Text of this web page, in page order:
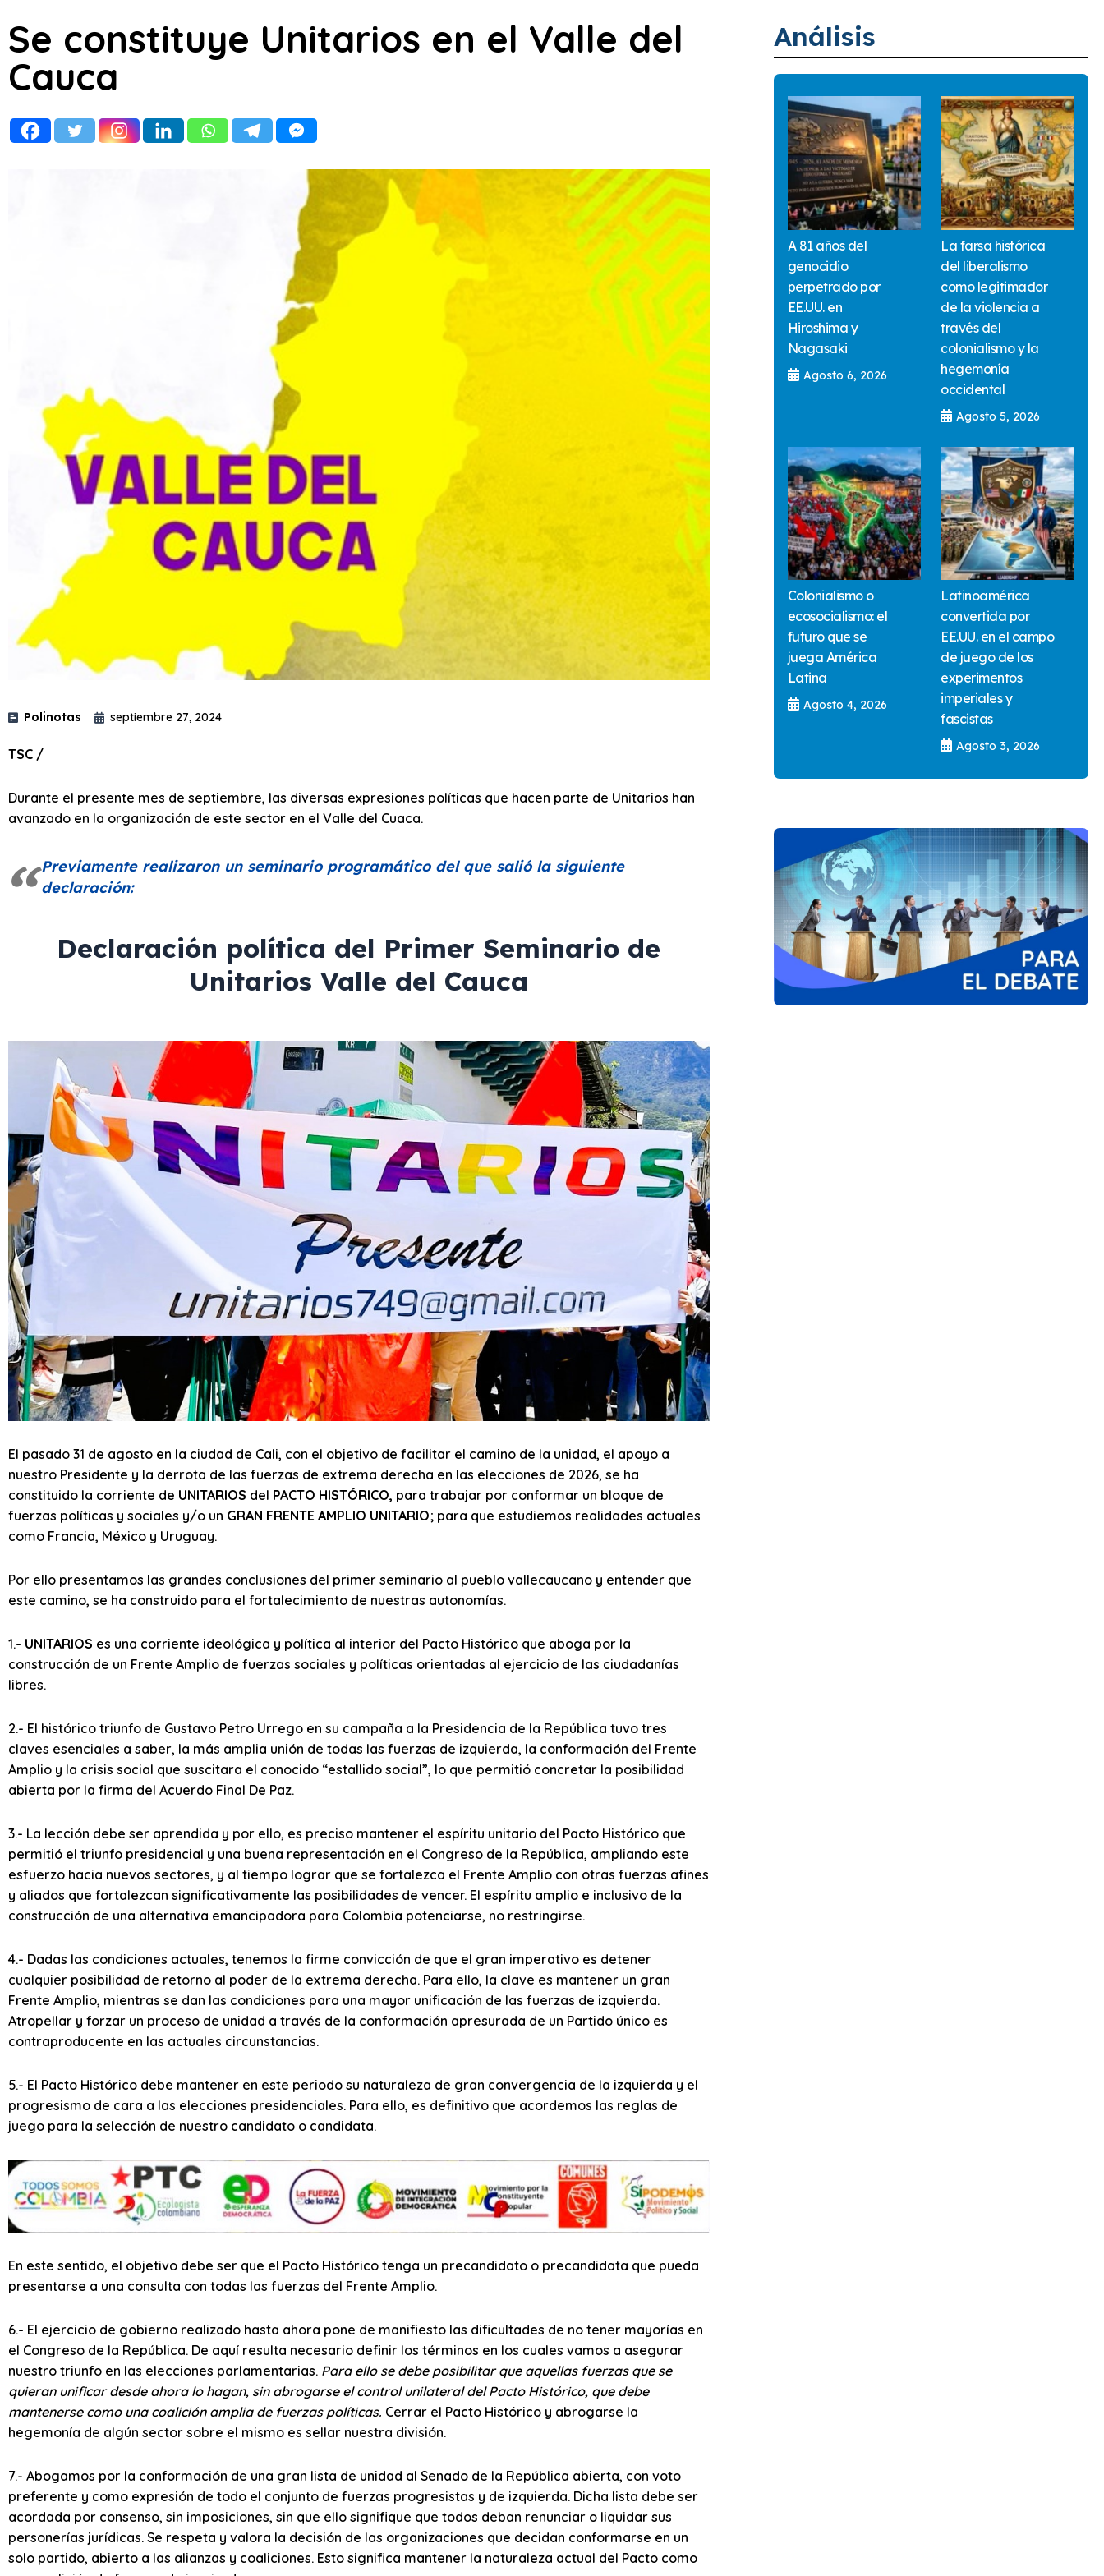
Se constituye Unitarios en el Valle del
Cauca
Polinotas septiembre 27, 2024
TSC /
Durante el presente mes de septiembre, las diversas expresiones políticas que hacen parte de Unitarios han
avanzado en la organización de este sector en el Valle del Cuaca.
Previamente realizaron un seminario programático del que salió la siguiente
declaración:
Declaración política del Primer Seminario de
Unitarios Valle del Cauca
El pasado 31 de agosto en la ciudad de Cali, con el objetivo de facilitar el camino de la unidad, el apoyo a
nuestro Presidente y la derrota de las fuerzas de extrema derecha en las elecciones de 2026, se ha
constituido la corriente de UNITARIOS del PACTO HISTÓRICO, para trabajar por conformar un bloque de
fuerzas políticas y sociales y/o un GRAN FRENTE AMPLIO UNITARIO; para que estudiemos realidades actuales
como Francia, México y Uruguay.
Por ello presentamos las grandes conclusiones del primer seminario al pueblo vallecaucano y entender que
este camino, se ha construido para el fortalecimiento de nuestras autonomías.
1.- UNITARIOS es una corriente ideológica y política al interior del Pacto Histórico que aboga por la
construcción de un Frente Amplio de fuerzas sociales y políticas orientadas al ejercicio de las ciudadanías
libres.
2.- El histórico triunfo de Gustavo Petro Urrego en su campaña a la Presidencia de la República tuvo tres
claves esenciales a saber, la más amplia unión de todas las fuerzas de izquierda, la conformación del Frente
Amplio y la crisis social que suscitara el conocido “estallido social”, lo que permitió concretar la posibilidad
abierta por la firma del Acuerdo Final De Paz.
3.- La lección debe ser aprendida y por ello, es preciso mantener el espíritu unitario del Pacto Histórico que
permitió el triunfo presidencial y una buena representación en el Congreso de la República, ampliando este
esfuerzo hacia nuevos sectores, y al tiempo lograr que se fortalezca el Frente Amplio con otras fuerzas afines
y aliados que fortalezcan significativamente las posibilidades de vencer. El espíritu amplio e inclusivo de la
construcción de una alternativa emancipadora para Colombia potenciarse, no restringirse.
4.- Dadas las condiciones actuales, tenemos la firme convicción de que el gran imperativo es detener
cualquier posibilidad de retorno al poder de la extrema derecha. Para ello, la clave es mantener un gran
Frente Amplio, mientras se dan las condiciones para una mayor unificación de las fuerzas de izquierda.
Atropellar y forzar un proceso de unidad a través de la conformación apresurada de un Partido único es
contraproducente en las actuales circunstancias.
5.- El Pacto Histórico debe mantener en este periodo su naturaleza de gran convergencia de la izquierda y el
progresismo de cara a las elecciones presidenciales. Para ello, es definitivo que acordemos las reglas de
juego para la selección de nuestro candidato o candidata.
En este sentido, el objetivo debe ser que el Pacto Histórico tenga un precandidato o precandidata que pueda
presentarse a una consulta con todas las fuerzas del Frente Amplio.
6.- El ejercicio de gobierno realizado hasta ahora pone de manifiesto las dificultades de no tener mayorías en
el Congreso de la República. De aquí resulta necesario definir los términos en los cuales vamos a asegurar
nuestro triunfo en las elecciones parlamentarias. Para ello se debe posibilitar que aquellas fuerzas que se
quieran unificar desde ahora lo hagan, sin abrogarse el control unilateral del Pacto Histórico, que debe
mantenerse como una coalición amplia de fuerzas políticas. Cerrar el Pacto Histórico y abrogarse la
hegemonía de algún sector sobre el mismo es sellar nuestra división.
7.- Abogamos por la conformación de una gran lista de unidad al Senado de la República abierta, con voto
preferente y como expresión de todo el conjunto de fuerzas progresistas y de izquierda. Dicha lista debe ser
acordada por consenso, sin imposiciones, sin que ello signifique que todos deban renunciar o liquidar sus
personerías jurídicas. Se respeta y valora la decisión de las organizaciones que decidan conformarse en un
solo partido, abierto a las alianzas y coaliciones. Esto significa mantener la naturaleza actual del Pacto como
Análisis
A 81 años del
genocidio
perpetrado por
EE.UU. en
Hiroshima y
Nagasaki
Agosto 6, 2026
La farsa histórica
del liberalismo
como legitimador
de la violencia a
través del
colonialismo y la
hegemonía
occidental
Agosto 5, 2026
Colonialismo o
ecosocialismo: el
futuro que se
juega América
Latina
Agosto 4, 2026
Latinoamérica
convertida por
EE.UU. en el campo
de juego de los
experimentos
imperiales y
fascistas
Agosto 3, 2026